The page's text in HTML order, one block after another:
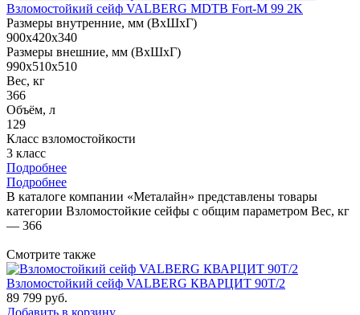
Взломостойкий сейф VALBERG MDTB Fort-M 99 2K
Размеры внутренние, мм (ВхШхГ)
900x420x340
Размеры внешние, мм (ВхШхГ)
990x510x510
Вес, кг
366
Объём, л
129
Класс взломостойкости
3 класс
Подробнее
Подробнее
В каталоге компании «Металайн» представлены товары
категории Взломостойкие сейфы с общим параметром Вес, кг
— 366
Смотрите также
Взломостойкий сейф VALBERG КВАРЦИТ 90Т/2
89 799 руб.
Добавить в корзину